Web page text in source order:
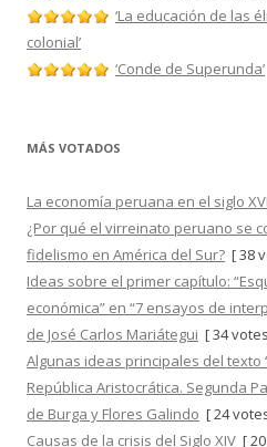
‘La educación de las
colonial’
‘Conde de Superunda’
MÁS VOTADOS
La economía peruana en el siglo
¿Por qué el virreinato peruano se
fidelismo en América del Sur? [ 38
Ideas sobre el primer capítulo:
económica” en “7 ensayos de
de José Carlos Mariátegui [ 34
Algunas ideas principales del texto
República Aristocrática. Segunda
de Burga y Flores Galindo [ 24
Causas de la crisis del Siglo XIV [